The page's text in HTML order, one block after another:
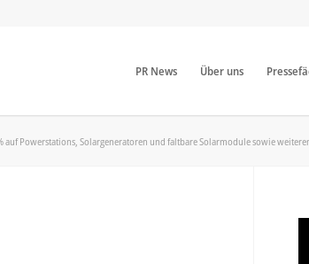
PR News Über uns
Powerstations, Solargeneratoren und faltbare Solarmodule sowie